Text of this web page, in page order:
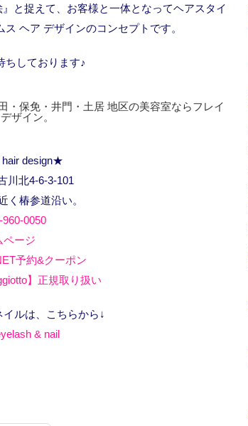
と捉えて、お客様と一体となってヘアスタイ
ヘア デザインのコンセプトです。
ちしております♪
・保免・井門・土居 地区の美容室ならフレイ
ザイン。
design★
川北4-6-3-101
く椿参道沿い。
960-0050
ページ
予約&クーポン
】正規取り扱い
ルは、こちらから↓
& nail